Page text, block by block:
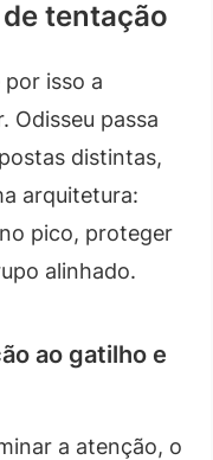
tentação
isso a
Odisseu passa
distintas,
arquitetura:
pico, proteger
alinhado.
ao gatilho e
a atenção, o